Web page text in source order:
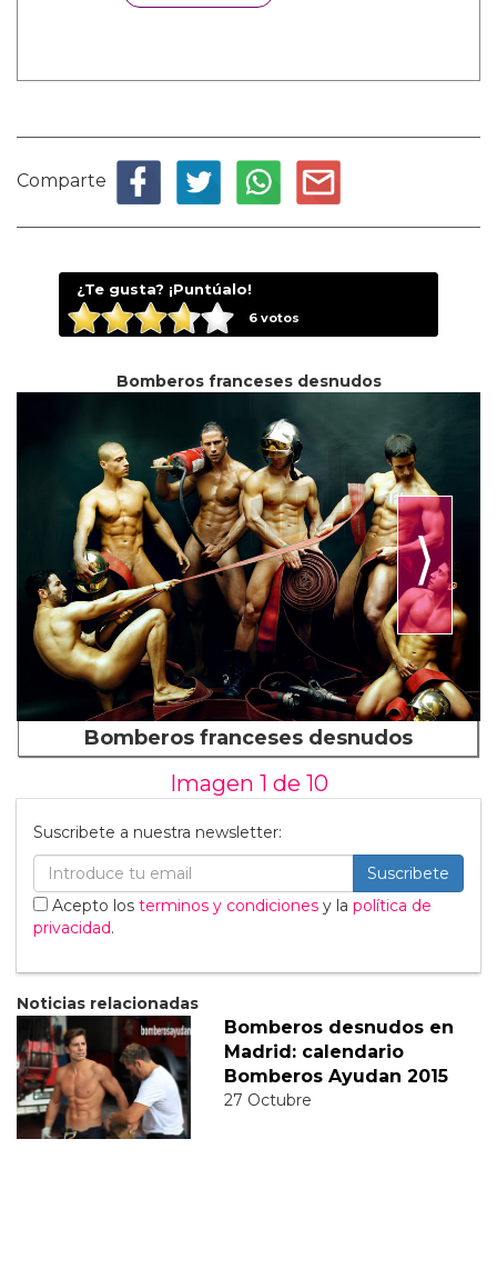
Comparte
¿Te gusta? ¡Puntúalo!
6votos
Bomberos franceses desnudos
⟩
Bomberos franceses desnudos
Imagen 1 de 10
Suscribete a nuestra newsletter:
Suscribete
Acepto los terminos y condiciones y la política de
privacidad.
Noticias relacionadas
Bomberos desnudos en
Madrid: calendario
Bomberos Ayudan 2015
27 Octubre